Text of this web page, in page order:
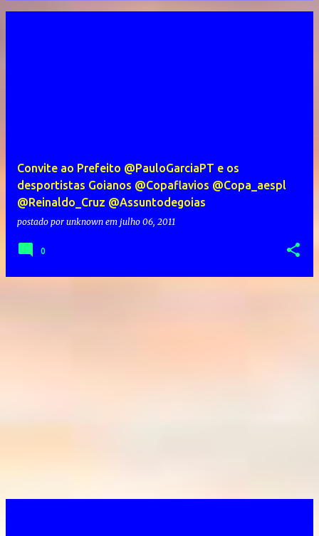
Convite ao Prefeito @PauloGarciaPT e os
desportistas Goianos @Copaflavios @Copa_aespl
@Reinaldo_Cruz @Assuntodegoias
postado por unknown em julho 06, 2011
0